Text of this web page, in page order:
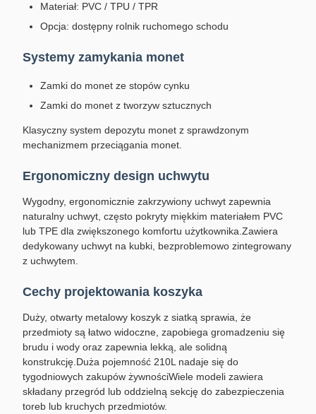
Materiał: PVC / TPU / TPR
Opcja: dostępny rolnik ruchomego schodu
Systemy zamykania monet
Zamki do monet ze stopów cynku
Zamki do monet z tworzyw sztucznych
Klasyczny system depozytu monet z sprawdzonym
mechanizmem przeciągania monet.
Ergonomiczny design uchwytu
Wygodny, ergonomicznie zakrzywiony uchwyt zapewnia
naturalny uchwyt, często pokryty miękkim materiałem PVC
lub TPE dla zwiększonego komfortu użytkownika.Zawiera
dedykowany uchwyt na kubki, bezproblemowo zintegrowany
z uchwytem.
Cechy projektowania koszyka
Duży, otwarty metalowy koszyk z siatką sprawia, że
przedmioty są łatwo widoczne, zapobiega gromadzeniu się
brudu i wody oraz zapewnia lekką, ale solidną
konstrukcję.Duża pojemność 210L nadaje się do
tygodniowych zakupów żywnościWiele modeli zawiera
składany przegród lub oddzielną sekcję do zabezpieczenia
toreb lub kruchych przedmiotów.